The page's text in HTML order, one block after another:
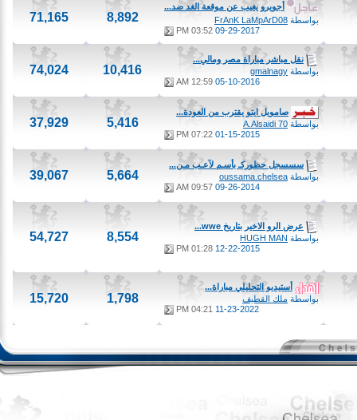
أجويرو يغيب عن موقعة الغد ضد...
بواسطةFrAnK LaMpArD08
09-29-2017
03:52 PM
8,892
71,165
نقل مباشر مباراة مصر ومالي...
بواسطةgmalnagy
05-10-2016
12:59 AM
10,416
74,024
صامويل ايتو يقترب من العودة...
بواسطةA.Alsaidi 70
01-15-2015
07:22 PM
5,416
37,929
سسسجل حظوركـ بأسـم لآعـب مـن...
بواسطةoussama.chelsea
09-26-2014
09:57 AM
5,664
39,067
عرض الرو الاخير بتاريخ wwe...
بواسطةHUGH MAN
12-22-2015
01:28 PM
8,554
54,727
أستيديو التحليلي مباراة...
بواسطةملك القطيف
11-23-2022
04:21 PM
1,798
15,720